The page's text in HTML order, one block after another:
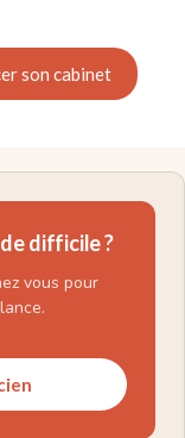
son cabinet
difficile ?
vous pour